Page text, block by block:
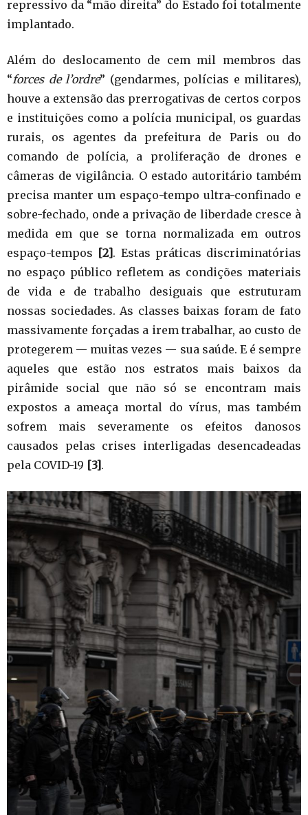
repressivo da “mão direita” do Estado foi totalmente
implantado.
Além do deslocamento de cem mil membros das
“forces de l’ordre” (gendarmes, polícias e militares),
houve a extensão das prerrogativas de certos corpos
e instituições como a polícia municipal, os guardas
rurais, os agentes da prefeitura de Paris ou do
comando de polícia, a proliferação de drones e
câmeras de vigilância. O estado autoritário também
precisa manter um espaço-tempo ultra-confinado e
sobre-fechado, onde a privação de liberdade cresce à
medida em que se torna normalizada em outros
espaço-tempos [2] . Estas práticas discriminatórias
no espaço público refletem as condições materiais
de vida e de trabalho desiguais que estruturam
nossas sociedades. As classes baixas foram de fato
massivamente forçadas a irem trabalhar, ao custo de
protegerem — muitas vezes — sua saúde. E é sempre
aqueles que estão nos estratos mais baixos da
pirâmide social que não só se encontram mais
expostos a ameaça mortal do vírus, mas também
sofrem mais severamente os efeitos danosos
causados pelas crises interligadas desencadeadas
pela COVID-19 [3] .